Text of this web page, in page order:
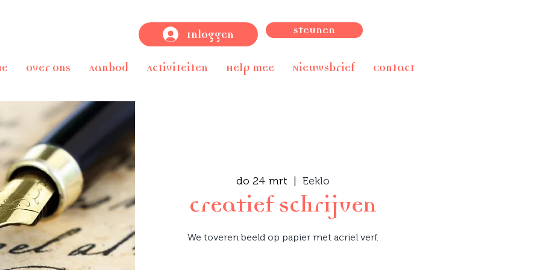
Inloggen Steunen
Over ons Aanbod Activiteiten Help mee Nieuwsbrief Contact
do 24 mrt
  |
Eeklo
creatief schrijven
We toveren beeld op papier met acriel verf.